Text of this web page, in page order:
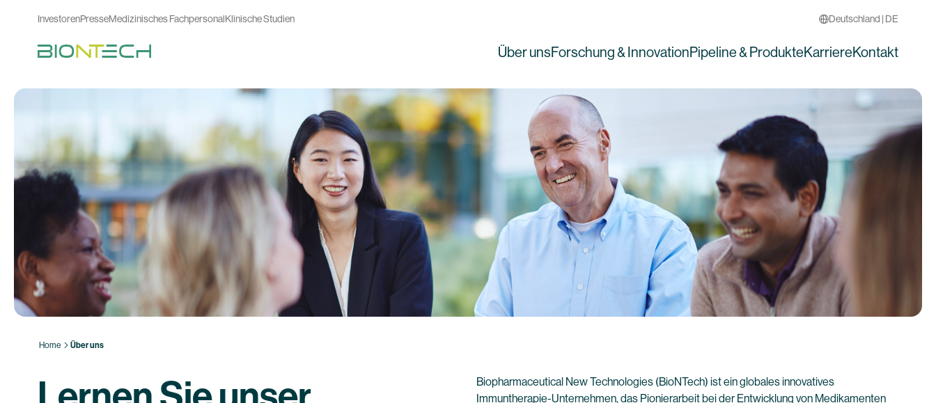
InvestorenPresseMedizinisches FachpersonalKlinische Studien Deutschland | DE
Über unsForschung & InnovationPipeline & ProdukteKarriereKontakt
Home Über uns
Biopharmaceutical New Technologies (BioNTech) ist ein globales innovatives
Immuntherapie-Unternehmen, das Pionierarbeit bei der Entwicklung von Medikamenten